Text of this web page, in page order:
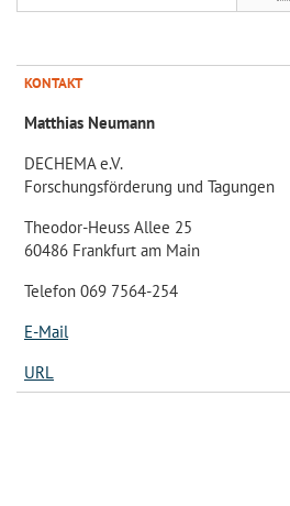
KONTAKT
Matthias Neumann
DECHEMA e.V.
Forschungsförderung und Tagungen
Theodor-Heuss Allee 25
60486 Frankfurt am Main
Telefon 069 7564-254
E-Mail
URL